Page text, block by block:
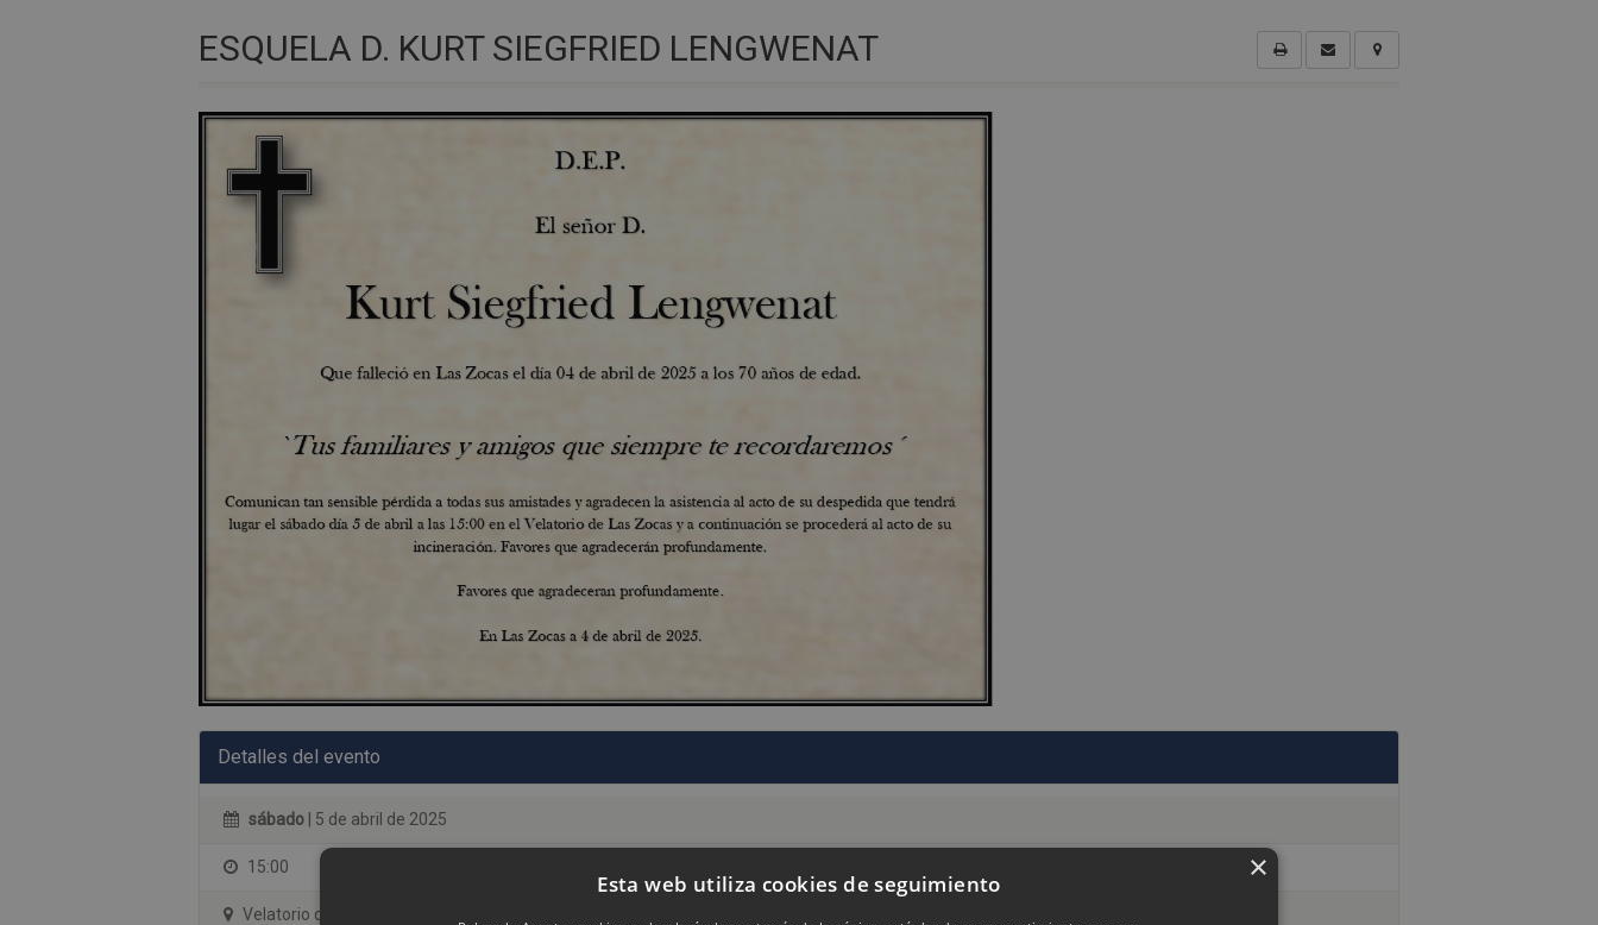
ESQUELA D. KURT SIEGFRIED LENGWENAT
Detalles del evento
sábado | 5 de abril de 2025
15:00
Velatorio de Las Zocas
Esta web utiliza cookies de seguimiento ×